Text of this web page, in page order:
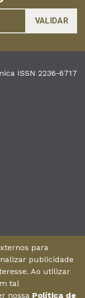
ISSN 2236-6717
11º andar - Bairro
para
publicidade
Ao utilizar
tal
nossa Política de